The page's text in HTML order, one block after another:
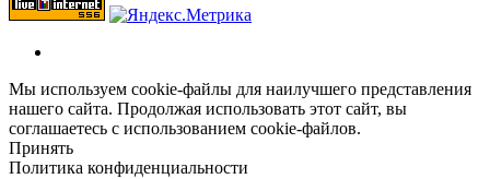
Мы используем cookie-файлы для наилучшего представления
нашего сайта. Продолжая использовать этот сайт, вы
соглашаетесь с использованием cookie-файлов.
Принять
Политика конфиденциальности